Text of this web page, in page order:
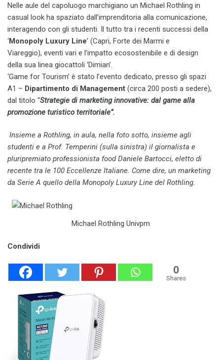
Nelle aule del capoluogo marchigiano un Michael Rothling in
casual look ha spaziato dall’imprenditoria alla comunicazione,
interagendo con gli studenti. Il tutto tra i recenti successi della
‘Monopoly Luxury Line’ (Capri, Forte dei Marmi e
Viareggio), eventi vari e l’impatto ecosostenibile e di design
della sua linea giocattoli ‘Dimian’.
‘Game for Tourism’ è stato l’evento dedicato, presso gli spazi
A1 – Dipartimento di Management (circa 200 posti a sedere),
dal titolo “Strategie di marketing innovative: dal game alla
promozione turistico territoriale”.
Insieme a Rothling, in aula, nella foto sotto, insieme agli
studenti e a Prof. Temperini (sulla sinistra) il giornalista e
pluripremiato professionista food Daniele Bartocci, eletto di
recente tra le 100 Eccellenze Italiane. Come dire, un marketing
da Serie A quello della Monopoly Luxury Line del Rothling.
Michael Rothling Univpm
Condividi
0
Shares